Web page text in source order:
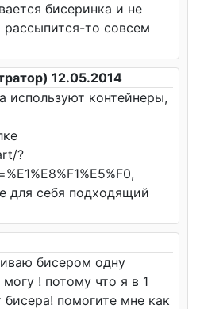
бисеринка и не
рассыпится-то совсем
12.05.2014
используют контейнеры,
?
для себя подходящий
бисером одну
! потому что я в 1
помогите мне как